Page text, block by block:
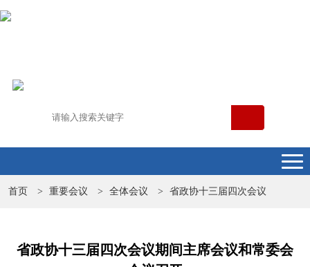
首页 > 重要会议 > 全体会议 > 省政协十三届四次会议
省政协十三届四次会议期间主席会议和常委会